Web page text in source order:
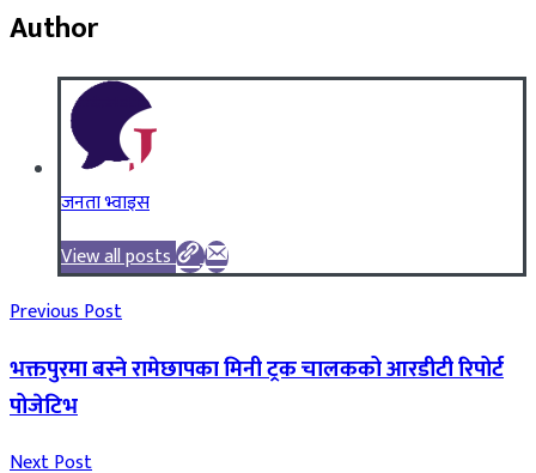
Author
जनता भ्वाइस
View all posts
Previous Post
भक्तपुरमा बस्ने रामेछापका मिनी ट्रक चालकको आरडीटी रिपोर्ट
पोजेटिभ
Next Post